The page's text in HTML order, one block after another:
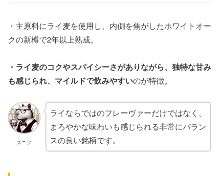
・主原料にライ麦を使用し、内側を焦がしたホワイトオー
クの新樽で2年以上熟成。
・ライ麦のコクやスパイシーさがありながら、独特な甘み
も感じられ、マイルドで飲みやすいのが特徴。
スニフ
ライならではのフレーヴァーだけではなく、
まろやかな味わいも感じられる非常にバラン
スの良い銘柄です。